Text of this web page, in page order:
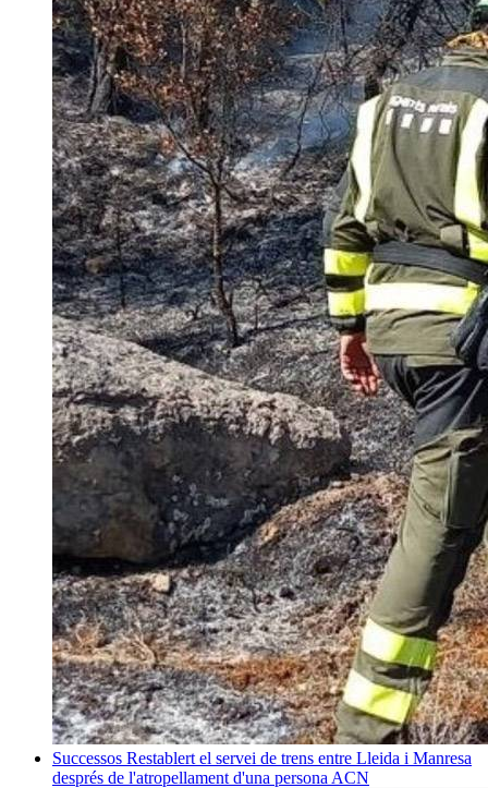
Successos Restablert el servei de trens entre Lleida i Manresa
després de l'atropellament d'una persona ACN